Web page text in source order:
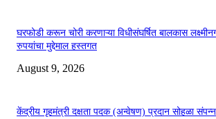
घरफोडी करून चोरी करणाऱ्या विधीसंघर्षित बालकास
रुपयांचा मुद्देमाल हस्तगत
August 9, 2026
केंद्रीय गृहमंत्री दक्षता पदक (अन्वेषण) प्रदान सोहळा संपन्न